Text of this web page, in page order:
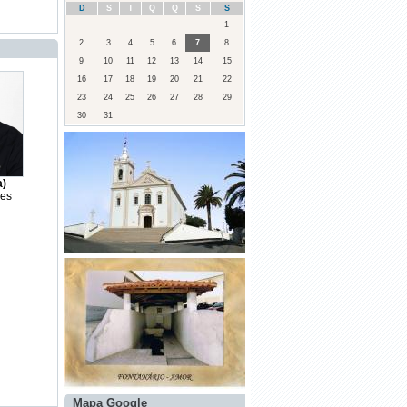
Edital Sessão Pública dia 22/12/2021
D
S T Q Q S
S
1
2
3 4 5 6 7
8
9
10 11 12 13 14
15
16
17 18 19 20 21
22
23
24 25 26 27 28
29
30
31
Mapa Google